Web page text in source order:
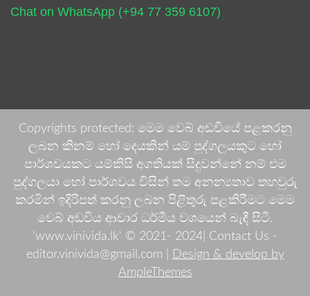
Chat on WhatsApp (+94 77 359 6107)
Copyrights protected: මෙම වෙබ් අඩවියේ පළකරනු
ලබන කිනම් හෝ දෙයකින් යම් පුද්ගලයකුට හෝ
පාර්ශවයකට යම්කිසි අගතියක් සිදුවන්නේ නම් එම
පුද්ගලයා හෝ පාර්ශවය විසින් තම අනන්‍යතාව තහවුරු
කරමින් ඉදිරිපත් කරනු ලබන පිළිතුරු පළකිරීමට මෙම
වෙබ් අඩවිය ආචාර ධර්මීය වශයෙන් බැඳී සිටී.
'www.vinivida.lk' © 2021- 2024| Contact Us -
editor.vinivida@gmail.com |
Design & develop by
AmpleThemes